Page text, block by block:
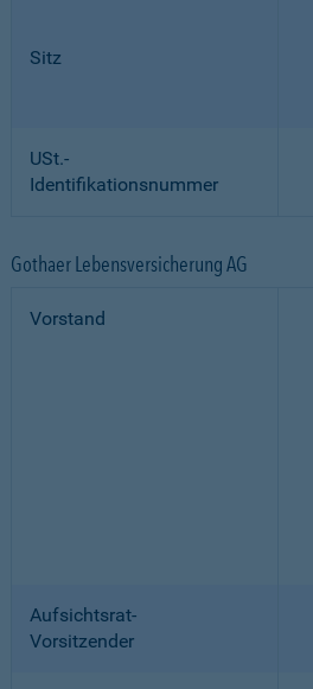
Sitz
USt.-
Identifikationsnummer
Gothaer Lebensversicherung AG
Vorstand
Aufsichtsrat-
Vorsitzender